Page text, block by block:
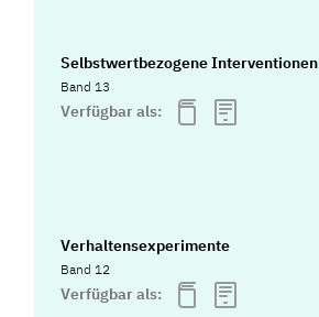
Selbstwertbezogene Interventionen
Band 13
Verfügbar als:
Verhaltensexperimente
Band 12
Verfügbar als: